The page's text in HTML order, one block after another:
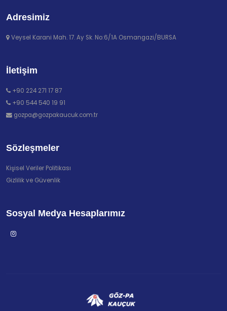
Adresimiz
Veysel Karani Mah. 17. Ay Sk. No:6/1A Osmangazi/BURSA
İletişim
+90 224 271 17 87
+90 544 540 19 91
gozpa@gozpakaucuk.com.tr
Sözleşmeler
Kişisel Veriler Politikası
Gizlilik ve Güvenlik
Sosyal Medya Hesaplarımız